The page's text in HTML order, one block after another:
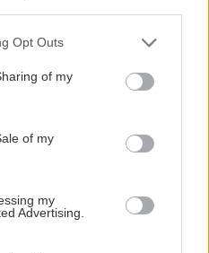
uses one or more Google
behaviour. You may click to
and its third-party tags to
purposes in below Google
Opt Outs
of my
of my
my
Advertising.